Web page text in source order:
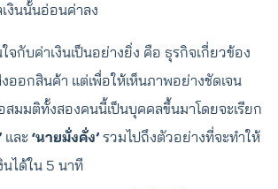
งินนั้นอ่อนค่าลง
จกับค่าเงินเป็นอย่างยิ่ง คือ ธุรกิจเกี่ยวข้อง
ออกสินค้า แต่เพื่อให้เห็นภาพอย่างชัดเจน
สมมติทั้งสองคนนี้เป็นบุคคลขึ้นมาโดยจะเรียก
และ ‘นายมั่งคั่ง’ รวมไปถึงตัวอย่างที่จะทำให้
นได้ใน 5 นาที